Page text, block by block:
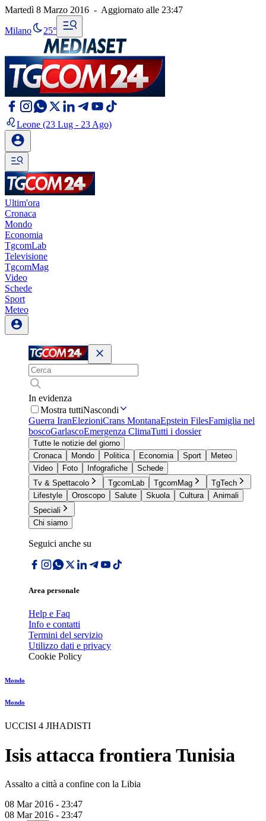
Martedì 8 Marzo 2016 - Aggiornato alle 23:47
Milano 25°
Leone (23 Lug - 23 Ago)
Ultim'ora
Cronaca
Mondo
Economia
TgcomLab
Televisione
TgcomMag
Video
Schede
Sport
Meteo
In evidenza
Mostra tuttiNascondi
Guerra IranElezioniCrans MontanaEpstein FilesFamiglia nel
boscoGarlascoEmergenza ClimaTutti i dossier
Tutte le notizie del giorno
Cronaca
Mondo Politica Economia Sport
Meteo
Video
Foto Infografiche
Schede
Tv & Spettacolo
TgcomLab TgcomMag
TgTech
Lifestyle
Oroscopo Salute Skuola Cultura
Animali
Speciali
Chi siamo
Seguici anche su
Area personale
Help e Faq
Info e contatti
Termini del servizio
Utilizzo dati e privacy
Cookie Policy
Mondo
Mondo
UCCISI 4 JIHADISTI
Isis attacca frontiera Tunisia
Assalto a città a confine con la Libia
08 Mar 2016 - 23:47
08 Mar 2016 - 23:47